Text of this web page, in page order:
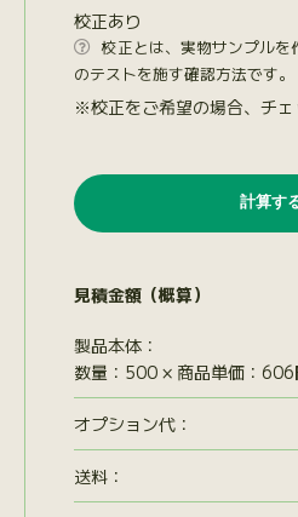
校正あり

校正とは、実物サンプルを
のテストを施す確認方法です。
※校正をご希望の場合、チェ
見積金額（概算）
製品本体：
数量：500 × 商品単価：606
オプション代：
送料：